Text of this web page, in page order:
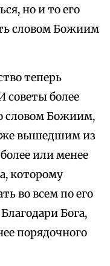
но и то его
словом Божиим
теперь
советы более
словом Божиим,
вышедшим из
или менее
которому
во всем по его
Бога,
порядочного